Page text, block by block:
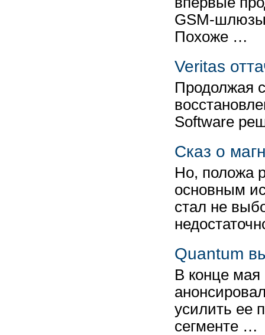
GSM-шлюзы
Похоже …
Veritas
Продолжая
Software
Сказ о
Но, положа
основным
стал не
Quantum
В конце мая
усилить ее
сегменте …